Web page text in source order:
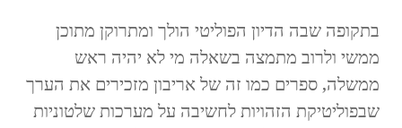
בתקופה שבה הדיון הפוליטי הולך ומתרוקן מתוכן
ממשי ולרוב מתמצה בשאלה מי לא יהיה ראש
ממשלה, ספרים כמו זה של אריבון מזכירים את הערך
שבפוליטיקת הזהויות לחשיבה על מערכות שלטוניות